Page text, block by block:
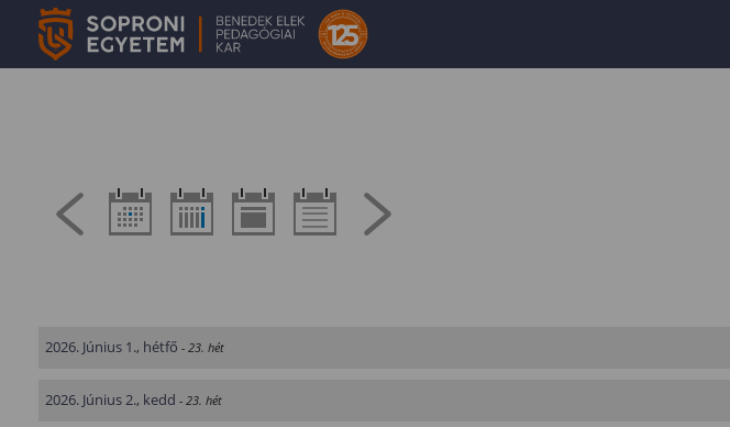
2026. Június 1., hétfő - 23. hét
2026. Június 2., kedd - 23. hét